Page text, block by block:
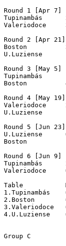
Round 1 [Apr 7]
Tupinambás	2-2	Boston
Valeriodoce	3-3	U.Luziense
Round 2 [Apr 21]
Boston		3-1	Valeriodoce
U.Luziense	1-2	Tupinambás
Round 3 [May 5]
Tupinambás	1-0	Valeriodoce
Boston		4-1	U.Luziense
Round 4 [May 19]
Valeriodoce	2-1	Tupinambás
U.Luziense	1-1	Boston
Round 5 [Jun 23]
U.Luziense	0-2	Valeriodoce
Boston		1-1	Tupinambás
Round 6 [Jun 9]
Tupinambás	2-1	U.Luziense
Valeriodoce	0-0	Boston
Table		M  W  D  L  GF-GA  Pts
1.Tupinambás	6  3  2  1   9- 7  11   Qualified
2.Boston	6  2  4  0  11- 6  10   Qualified
3.Valeriodoce	6  2  2  2   8- 8   8
4.U.Luziense	6  0  2  4   7-14   2
Group C